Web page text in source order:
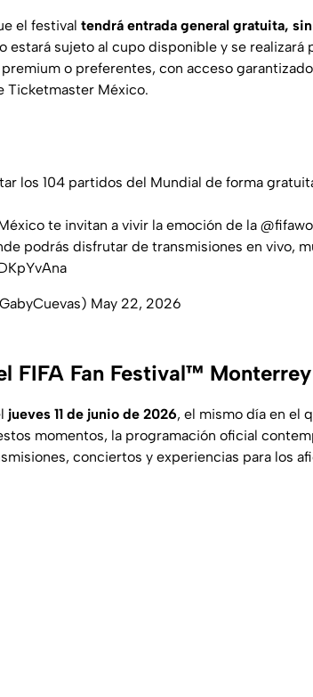
el festival tendrá entrada general gratuita,
estará sujeto al cupo disponible y se realizará
premium o preferentes, con acceso
Ticketmaster México.
los 104 partidos del Mundial de forma
te invitan a vivir la emoción de la
podrás disfrutar de transmisiones en vivo,
May 22, 2026
FIFA Fan Festival™
jueves 11 de junio de 2026, el mismo día en el
momentos, la programación oficial
conciertos y experiencias para los